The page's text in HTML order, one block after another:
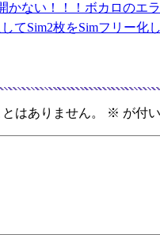
ボカロのエ
はありません。 ※ が付